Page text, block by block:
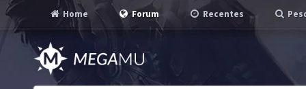
Home Forum Recentes